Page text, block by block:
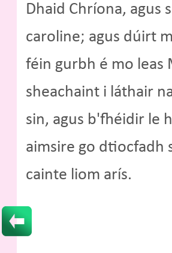
Dhaid Chríona, agus
caroline; agus dúirt
féin gurbh é mo leas
sheachaint i láthair
sin, agus b'fhéidir le
aimsire go dtiocfadh
cainte liom arís.